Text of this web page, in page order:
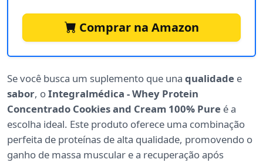
Comprar na Amazon
Se você busca um suplemento que una qualidade e
sabor, oIntegralmédica - Whey Protein
Concentrado Cookies and Cream 100% Pure é a
escolha ideal. Este produto oferece uma combinação
perfeita de proteínas de alta qualidade, promovendo o
ganho de massa muscular e a recuperação após